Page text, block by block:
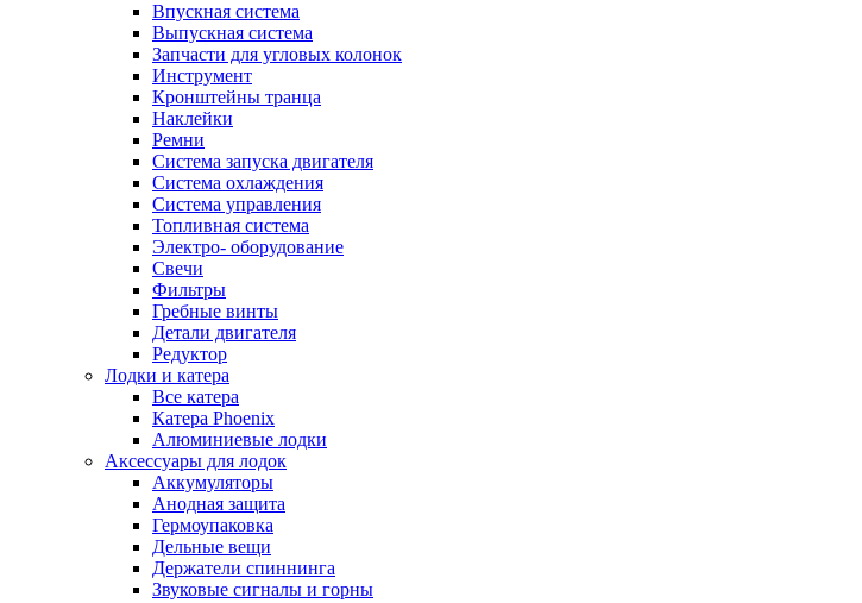
Впускная система
Выпускная система
Запчасти для угловых колонок
Инструмент
Кронштейны транца
Наклейки
Ремни
Система запуска двигателя
Система охлаждения
Система управления
Топливная система
Электро- оборудование
Свечи
Фильтры
Гребные винты
Детали двигателя
Редуктор
Лодки и катера
Все катера
Катера Phoenix
Алюминиевые лодки
Аксессуары для лодок
Аккумуляторы
Анодная защита
Гермоупаковка
Дельные вещи
Держатели спиннинга
Звуковые сигналы и горны